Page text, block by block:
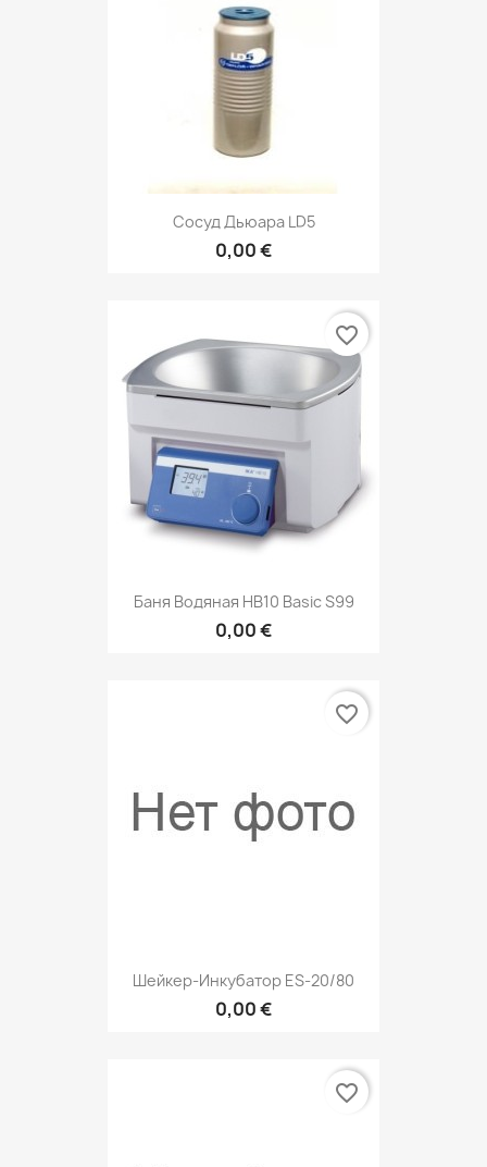
Сосуд Дьюара LD5
0,00 €
Баня Водяная НВ10 Basic S99
0,00 €
favorite_border
Шейкер-Инкубатор ES-20/80
0,00 €
favorite_border
favorite_border